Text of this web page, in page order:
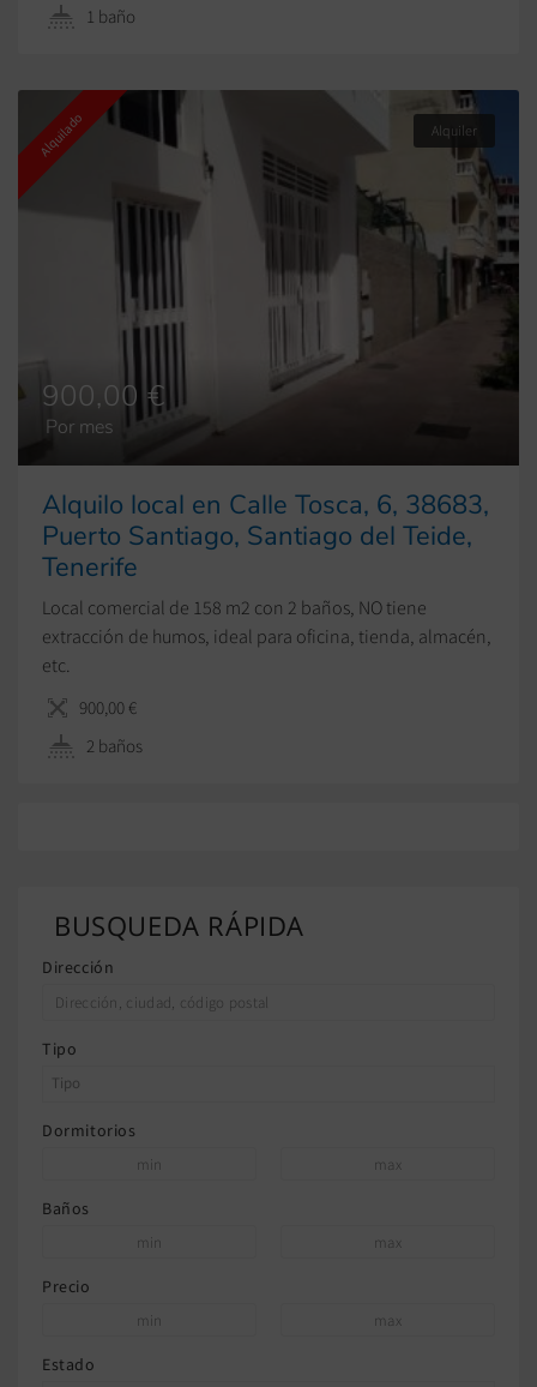
1 baño
Alquilado Alquiler
900,00 €
Por mes
Alquilo local en Calle Tosca, 6, 38683,
Puerto Santiago, Santiago del Teide,
Tenerife
Local comercial de 158 m2 con 2 baños, NO tiene
extracción de humos, ideal para oficina, tienda, almacén,
etc.
900,00 €
2 baños
BUSQUEDA RÁPIDA
Dirección
Tipo
Dormitorios
Baños
Precio
Estado